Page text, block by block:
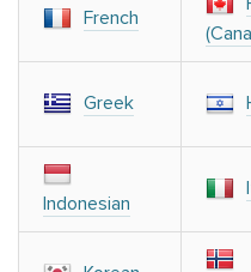
French
Greek
Indonesian